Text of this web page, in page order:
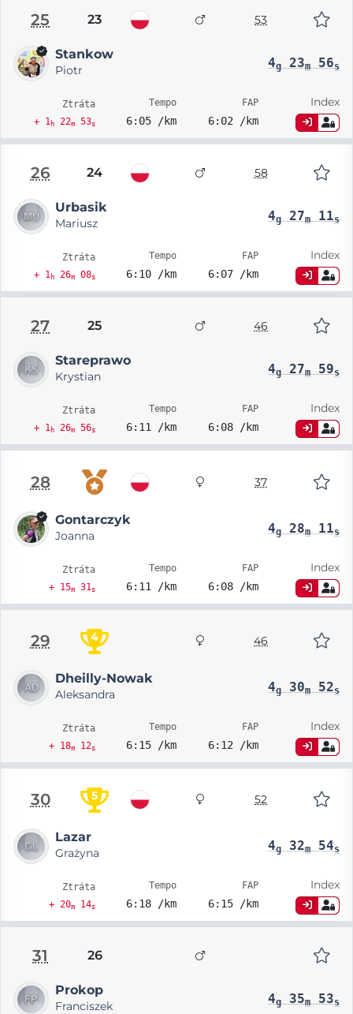
25 23 53
Stankow
Piotr 4g23m56s
Ztráta
+ 1h22m53s
Tempo
6:05 /km
FAP
6:02 /km
Index
26 24 58
Urbasik
Mariusz 4g27m11s
Ztráta
+ 1h26m08s
Tempo
6:10 /km
FAP
6:07 /km
Index
27 25 46
Stareprawo
Krystian 4g27m59s
Ztráta
+ 1h26m56s
Tempo
6:11 /km
FAP
6:08 /km
Index
28 37
Gontarczyk
Joanna 4g28m11s
Ztráta
+ 15m31s
Tempo
6:11 /km
FAP
6:08 /km
Index
29 4 46
Dheilly-Nowak
Aleksandra 4g30m52s
Ztráta
+ 18m12s
Tempo
6:15 /km
FAP
6:12 /km
Index
30 5 52
Lazar
Grażyna 4g32m54s
Ztráta
+ 20m14s
Tempo
6:18 /km
FAP
6:15 /km
Index
31 26
Prokop
Franciszek 4g35m53s